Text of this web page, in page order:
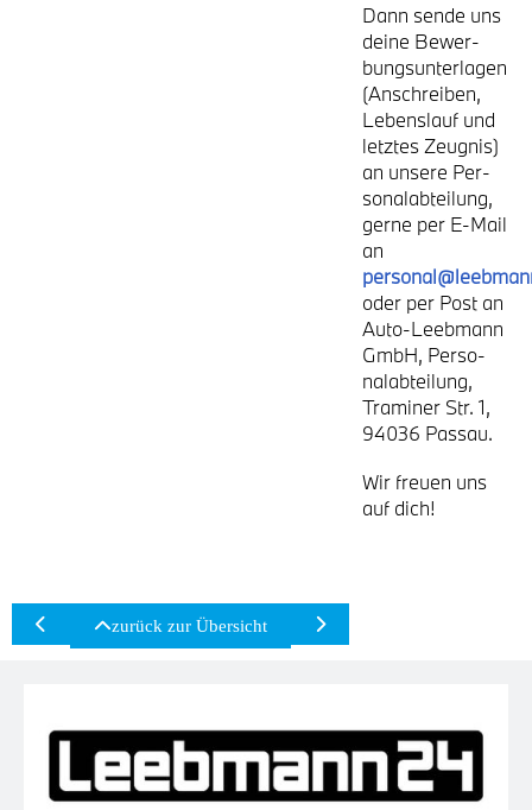
Dann sen­de uns
dei­ne Bewer­
bungs­un­ter­la­gen
(Anschrei­ben,
Lebens­lauf und
letz­tes Zeug­nis)
an unse­re Per­
so­nal­ab­tei­lung,
ger­ne per E-Mail
an
oder per Post an
Auto-Leeb­mann
GmbH, Per­so­
nal­ab­tei­lung,
Tra­mi­ner Str. 1,
94036 Pas­sau.
Wir freu­en uns
auf dich!
zurück zur Über­sicht